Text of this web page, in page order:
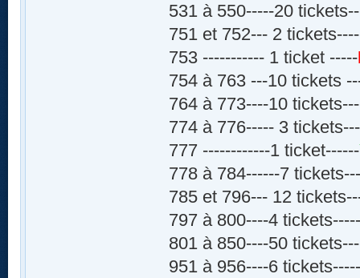
531 à 550-----20
751 et 752--- 2
753 ----------- 1 ticket -----
754 à 763 ---10 tickets
764 à 773----10
774 à 776----- 3
777 ------------1 ticket------
778 à 784------7
785 et 796--- 12
797 à 800----4
801 à 850----50
951 à 956----6